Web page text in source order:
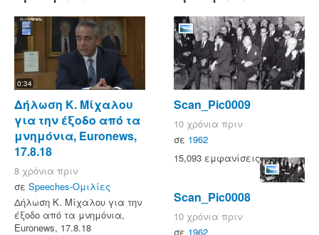
0:34
Δήλωση Κ. Μίχαλου
για την έξοδο από τα
μνημόνια, Euronews,
17.8.18
8 χρόνια πριν
σε Speeches-Ομιλίες
Δήλωση Κ. Μίχαλου για την
έξοδο από τα μνημόνια,
Euronews, 17.8.18
Scan_Pic0009
10 χρόνια πριν
σε 1962
15,093 εμφανίσεις
Scan_Pic0008
10 χρόνια πριν
σε 1962